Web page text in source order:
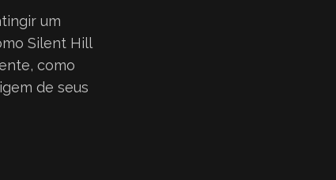
um
Silent Hill
como
de seus